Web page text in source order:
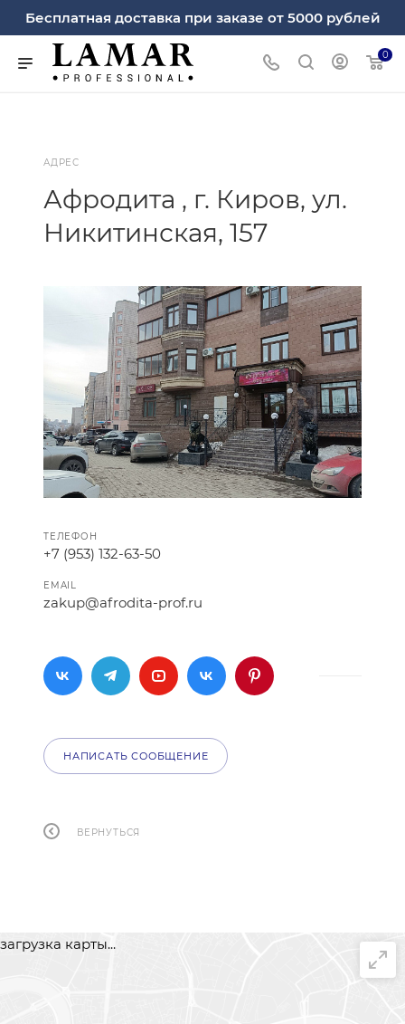
Бесплатная доставка при заказе от 5000 рублей
0
АДРЕС
Афродита , г. Киров, ул.
Никитинская, 157
ТЕЛЕФОН
+7 (953) 132-63-50
EMAIL
zakup@afrodita-prof.ru
НАПИСАТЬ СООБЩЕНИЕ
ВЕРНУТЬСЯ
загрузка карты...